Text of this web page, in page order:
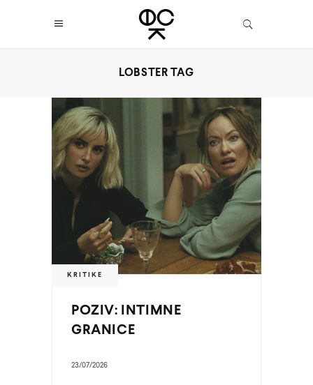
LOBSTER TAG
KRITIKE
POZIV: INTIMNE
GRANICE
23/07/2026